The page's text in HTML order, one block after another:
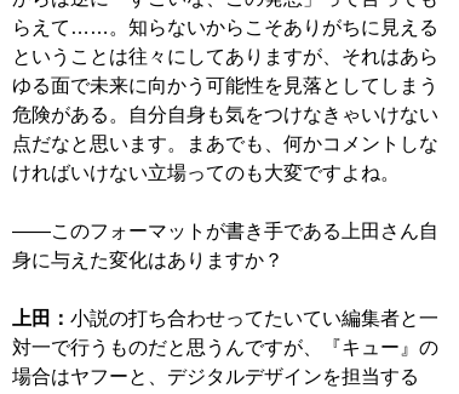
らえて……。知らないからこそありがちに見える
ということは往々にしてありますが、それはあら
ゆる面で未来に向かう可能性を見落としてしまう
危険がある。自分自身も気をつけなきゃいけない
点だなと思います。まあでも、何かコメントしな
ければいけない立場ってのも大変ですよね。
――このフォーマットが書き手である上田さん自
身に与えた変化はありますか？
上田： 小説の打ち合わせってたいてい編集者と一
対一で行うものだと思うんですが、『キュー』の
場合はヤフーと、デジタルデザインを担当する